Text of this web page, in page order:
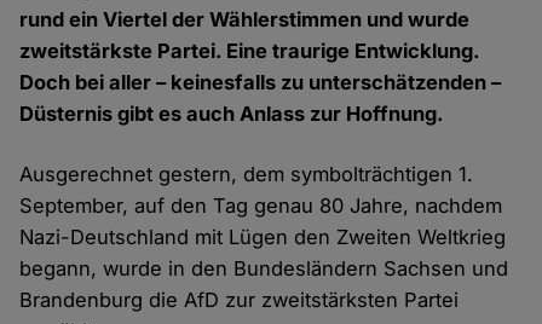
rund ein Viertel der Wählerstimmen und wurde
zweitstärkste Partei. Eine traurige Entwicklung.
Doch bei aller – keinesfalls zu unterschätzenden –
Düsternis gibt es auch Anlass zur Hoffnung.
Ausgerechnet gestern, dem symbolträchtigen 1.
September, auf den Tag genau 80 Jahre, nachdem
Nazi-Deutschland mit Lügen den Zweiten Weltkrieg
begann, wurde in den Bundesländern Sachsen und
Brandenburg die AfD zur zweitstärksten Partei